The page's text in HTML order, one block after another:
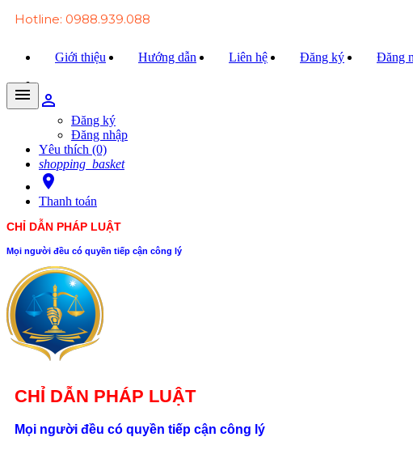
Hotline: 0988.939.088
Giới thiệu Hướng dẫn Liên hệ Đăng ký Đăng
person_outline
Đăng ký
Đăng nhập
Yêu thích (0)
shopping_basket
room
Thanh toán
menu
CHỈ DẪN PHÁP LUẬT
Mọi người đều có quyền tiếp cận công lý
CHỈ DẪN PHÁP LUẬT
Mọi người đều có quyền tiếp cận công lý
Văn bản Luật
Văn bản Đảng
Tài liệu
Hỏi - đáp
Trao đổi
Tin tức
Liên hệ
Số 24/2B